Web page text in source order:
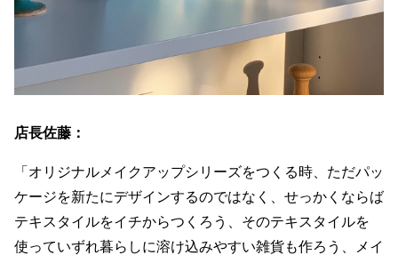
店長佐藤：
「オリジナルメイクアップシリーズをつくる時、ただパッ
ケージを新たにデザインするのではなく、せっかくならば
テキスタイルをイチからつくろう、そのテキスタイルを
使っていずれ暮らしに溶け込みやすい雑貨も作ろう、メイ